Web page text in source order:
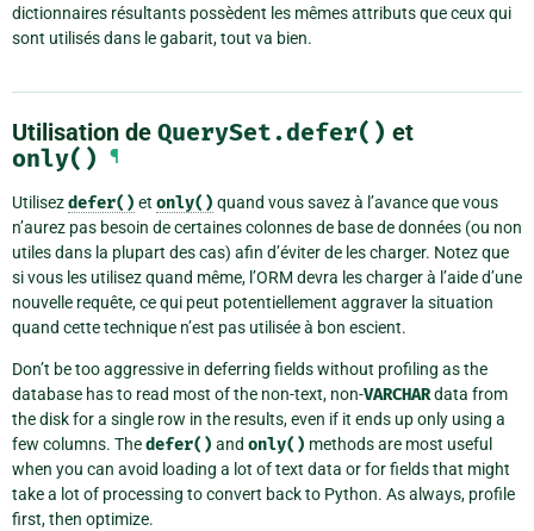
dictionnaires résultants possèdent les mêmes attributs que ceux qui
sont utilisés dans le gabarit, tout va bien.
Utilisation de QuerySet.defer() et
only()
¶
Utilisezdefer() et only() quand vous savez à l’avance que vous
n’aurez pas besoin de certaines colonnes de base de données (ou non
utiles dans la plupart des cas) afin d’éviter de les charger. Notez que
si vous les utilisez quand même, l’ORM devra les charger à l’aide d’une
nouvelle requête, ce qui peut potentiellement aggraver la situation
quand cette technique n’est pas utilisée à bon escient.
Don’t be too aggressive in deferring fields without profiling as the
database has to read most of the non-text, non-VARCHARdata from
the disk for a single row in the results, even if it ends up only using a
few columns. Thedefer() and only() methods are most useful
when you can avoid loading a lot of text data or for fields that might
take a lot of processing to convert back to Python. As always, profile
first, then optimize.